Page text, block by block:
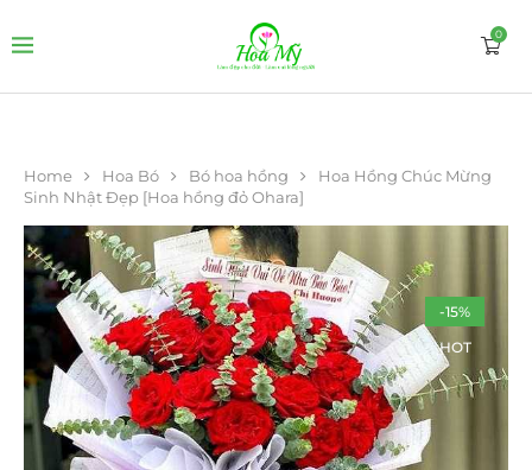
0
Home Hoa Bó Bó hoa hồng
Hoa Hồng Chúc Mừng
Sinh Nhật Đẹp [Hoa hồng đỏ Ohara]
-15%
HOT